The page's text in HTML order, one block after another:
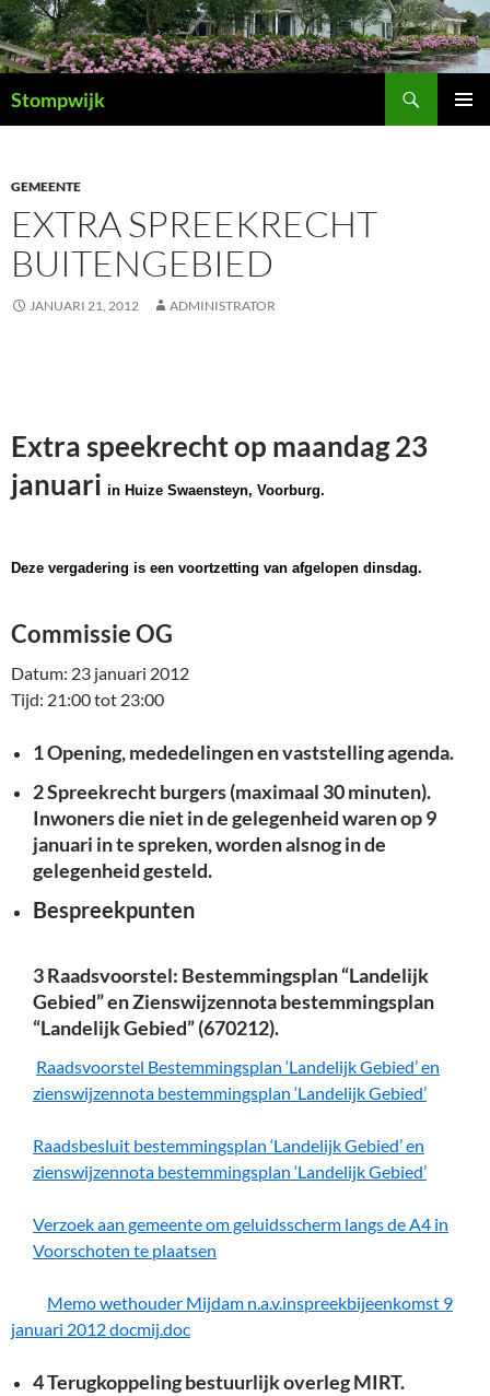
Ga
naar
de
inhoud
Stompwijk
GEMEENTE
EXTRA SPREEKRECHT
BUITENGEBIED
JANUARI 21, 2012 ADMINISTRATOR
Extra speekrecht op maandag 23
januari in Huize Swaensteyn, Voorburg.
Deze vergadering is een voortzetting van afgelopen dinsdag.
Commissie OG
Datum: 23 januari 2012
Tijd: 21:00 tot 23:00
1 Opening, mededelingen en vaststelling agenda.
2 Spreekrecht burgers (maximaal 30 minuten).
Inwoners die niet in de gelegenheid waren op 9
januari in te spreken, worden alsnog in de
gelegenheid gesteld.
Bespreekpunten
3 Raadsvoorstel: Bestemmingsplan “Landelijk
Gebied” en Zienswijzennota bestemmingsplan
“Landelijk Gebied” (670212).
Raadsvoorstel Bestemmingsplan ‘Landelijk Gebied’ en
zienswijzennota bestemmingsplan ‘Landelijk Gebied’
Raadsbesluit bestemmingsplan ‘Landelijk Gebied’ en
zienswijzennota bestemmingsplan ‘Landelijk Gebied’
Verzoek aan gemeente om geluidsscherm langs de A4 in
Voorschoten te plaatsen
Memo wethouder Mijdam n.a.v.inspreekbijeenkomst 9
januari 2012 docmij.doc
4 Terugkoppeling bestuurlijk overleg MIRT.